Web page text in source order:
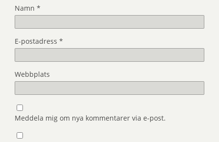
Namn *
E-postadress *
Webbplats
Meddela mig om nya kommentarer via e-post.